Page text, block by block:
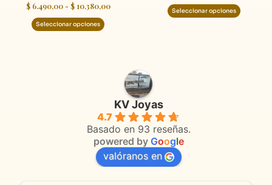
$6.490,00 - $10.380,00
Seleccionar opciones
de
producto
Seleccionar opciones de
KV Joyas
4.7
Basado en 93 reseñas.
powered by Google
valóranos en